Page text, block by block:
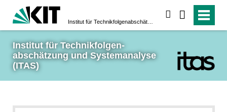
Institut für Technikfolgen­
abschätzung und System­analyse
(ITAS)